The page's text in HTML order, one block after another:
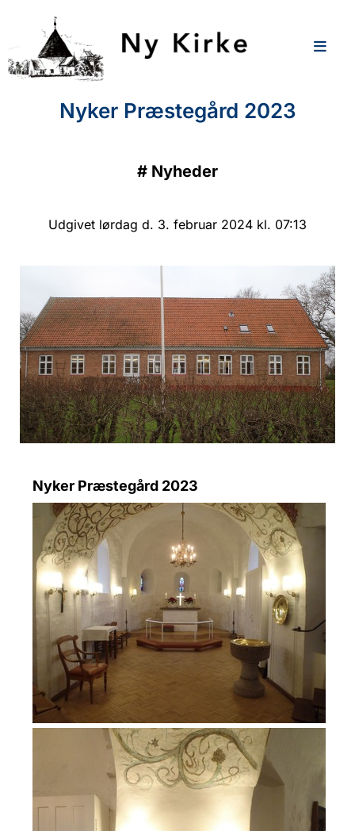
Nyker Præstegård 2023
# Nyheder
Udgivet lørdag d. 3. februar 2024 kl. 07:13
Nyker Præstegård 2023